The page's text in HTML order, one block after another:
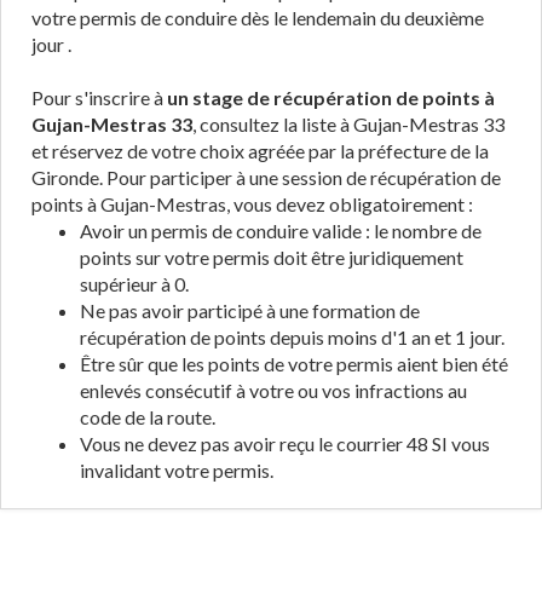
votre permis de conduire dès le lendemain du deuxième
jour .
Pour s'inscrire à un stage de récupération de points à
Gujan-Mestras 33, consultez la liste à Gujan-Mestras 33
et réservez de votre choix agréée par la préfecture de la
Gironde. Pour participer à une session de récupération de
points à Gujan-Mestras, vous devez obligatoirement :
Avoir un permis de conduire valide : le nombre de
points sur votre permis doit être juridiquement
supérieur à 0.
Ne pas avoir participé à une formation de
récupération de points depuis moins d'1 an et 1 jour.
Être sûr que les points de votre permis aient bien été
enlevés consécutif à votre ou vos infractions au
code de la route.
Vous ne devez pas avoir reçu le courrier 48 SI vous
invalidant votre permis.